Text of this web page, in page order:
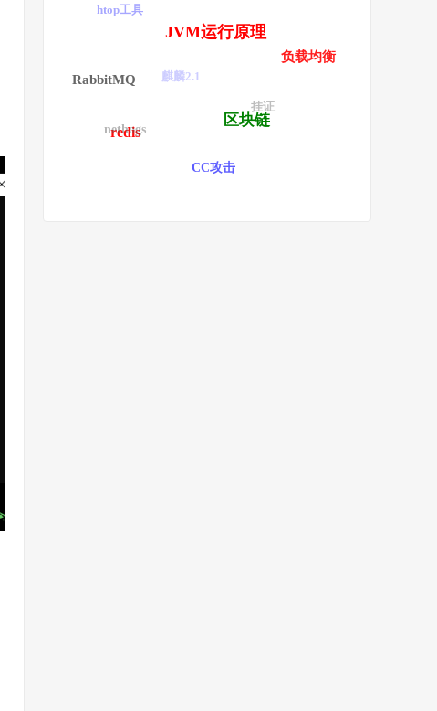
redis
麒麟2.1
区块链
挂证
nethogs
htop工具
RabbitMQ
负载均衡
CC攻击
JVM运行原理